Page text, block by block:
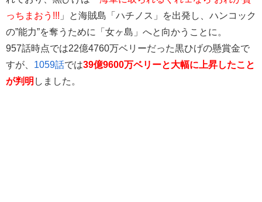
っちまおう!!! 」と海賊島「ハチノス」を出発し、ハンコック
の”能力”を奪うために「女ヶ島」へと向かうことに。
957話時点では22億4760万ベリーだった黒ひげの懸賞金で
すが、 1059話では39億9600万ベリーと大幅に上昇したこと
が判明 しました。